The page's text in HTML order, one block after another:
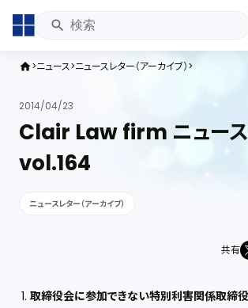
home ニュース ニュースレター（アーカイブ）
2014/04/23
Clair Law firm ニュース
vol.164
ニュースレター（アーカイブ）
共有
取締役会に参加できない特別利害関係取締役